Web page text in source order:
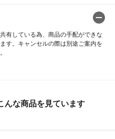
有している為、商品の手配ができな
す。キャンセルの際は別途ご案内を
んな商品を見ています